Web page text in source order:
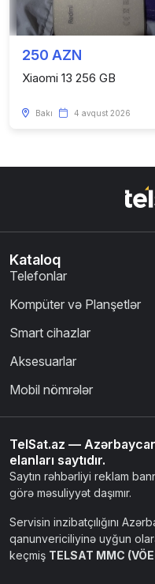
250 AZN
Xiaomi 13 256 GB
Bakı 4 avqust 2026
Kataloq
Telefonlar
Kompüter və Planşetlər
Smart cihazlar
Aksesuarlar
Mobil nömrələr
TelSat.az —
elanları saytıdır.
Saytın rəhbərliyi reklam
görə məsuliyyət daşımır.
Servisin inzibatçılığını
qanunvericiliyinə uyğun
keçmiş TELSAT MMC